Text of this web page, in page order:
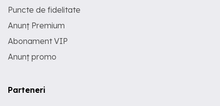
Puncte de fidelitate
Anunț Premium
Abonament VIP
Anunț promo
Parteneri